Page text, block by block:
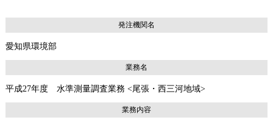
発注機関名
愛知県環境部
業務名
平成27年度 水準測量調査業務 <尾張・西三河地域>
業務内容